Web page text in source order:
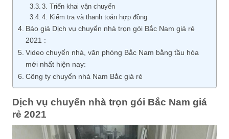
3. Triển khai vận chuyển
4. Kiểm tra và thanh toán hợp đồng
Báo giá Dịch vụ chuyển nhà trọn gói Bắc Nam giá rẻ
2021 :
Video chuyển nhà, văn phòng Bắc Nam bằng tầu hỏa
mới nhất hiện nay:
Công ty chuyển nhà Nam Bắc giá rẻ
Dịch vụ chuyển nhà trọn gói Bắc Nam giá
rẻ 2021